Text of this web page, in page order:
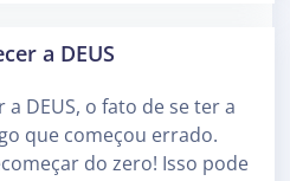
a DEUS
DEUS, o fato de se ter a
que começou errado.
do zero! Isso pode